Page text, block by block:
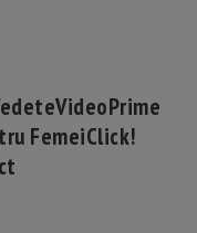
VideoPrime
FemeiClick!